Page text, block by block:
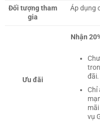
Đối tượng tham
gia
Áp dụng
Ưu đãi
Nhận
Chỉ
vụ